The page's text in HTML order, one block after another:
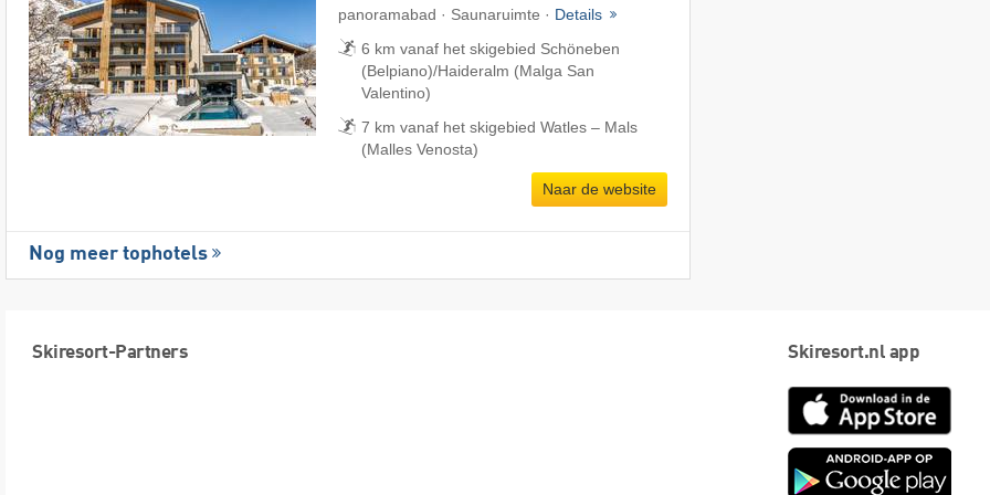
panoramabad · Saunaruimte · Details
6 km vanaf het skigebied Schöneben
(Belpiano)/​Haideralm (Malga San
Valentino)
7 km vanaf het skigebied Watles – Mals
(Malles Venosta)
Naar de website
Nog meer tophotels
Skiresort-Partners Skiresort.nl app
App